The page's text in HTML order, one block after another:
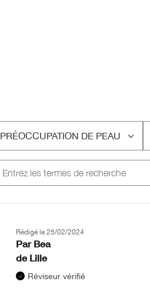
PRÉOCCUPATION DE PEAU
FRANÇAIS
Rédigé le 25/02/2024
Par Bea
de Lille
Réviseur vérifié